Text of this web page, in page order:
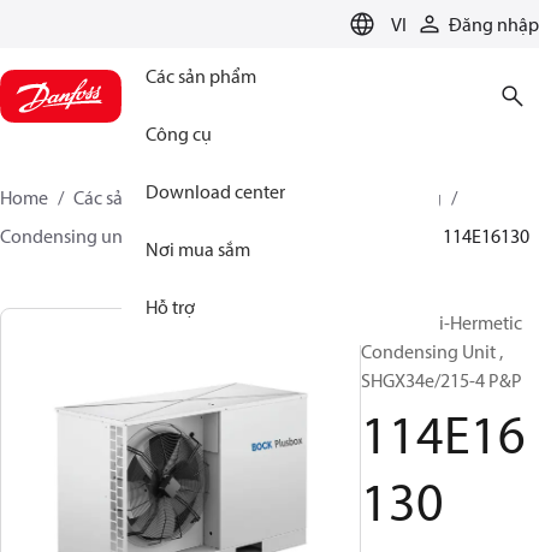
VI Đăng nhập
Các sản phẩm
Công cụ
Download center
Nơi mua sắm
Hỗ trợ
Home Các sản phẩm
Climate Solutions for cooling
Condensing units
BOCK plusbox 114E16130
Bock Semi-Hermetic
Condensing Unit ,
SHGX34e/215-4 P&P
114E16
130